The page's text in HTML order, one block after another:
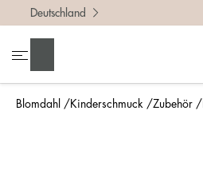
Blomdahl Kinderschmuck Zubehör
Deutschland